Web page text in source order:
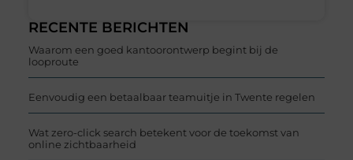
RECENTE BERICHTEN
Waarom een goed kantoorontwerp begint bij de
looproute
Eenvoudig een betaalbaar teamuitje in Twente regelen
Wat zero-click search betekent voor de toekomst van
online zichtbaarheid